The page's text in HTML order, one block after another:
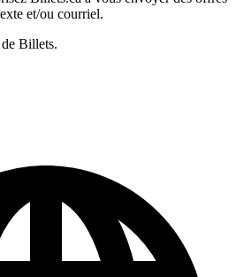
et/ou courriel.
Billets.